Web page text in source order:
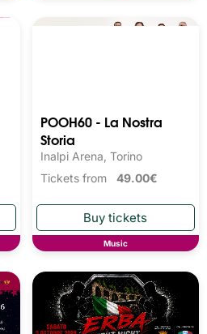
POOH60 - La Nostra
Storia
Inalpi Arena, Torino
Tickets from 49.00€
Music